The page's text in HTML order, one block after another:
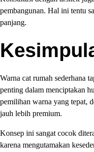
pembangunan. Hal ini tentu
panjang.
Warna cat rumah sederhana
penting dalam menciptakan
pemilihan warna yang tepat,
jauh lebih premium.
Konsep ini sangat cocok
karena mengutamakan